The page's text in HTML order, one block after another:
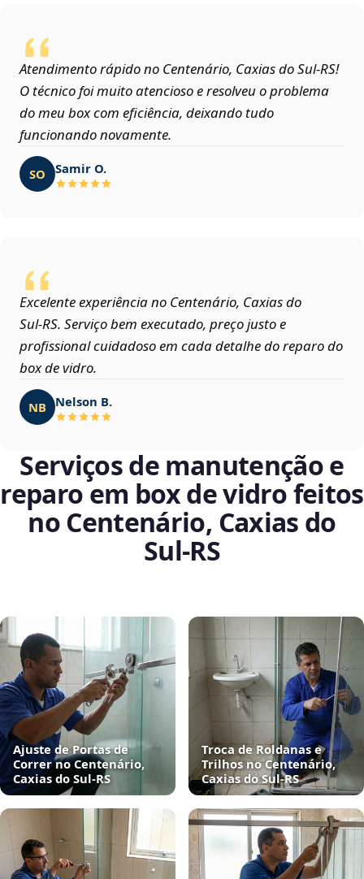
Atendimento rápido no Centenário, Caxias do Sul‑RS!
O técnico foi muito atencioso e resolveu o problema
do meu box com eficiência, deixando tudo
funcionando novamente.
SO Samir O.
Excelente experiência no Centenário, Caxias do
Sul‑RS. Serviço bem executado, preço justo e
profissional cuidadoso em cada detalhe do reparo do
box de vidro.
NB Nelson B.
Serviços de manutenção e
reparo em box de vidro feitos
no Centenário, Caxias do
Sul‑RS
Ajuste de Portas de
Correr no Centenário,
Caxias do Sul‑RS
Troca de Roldanas e
Trilhos no Centenário,
Caxias do Sul‑RS